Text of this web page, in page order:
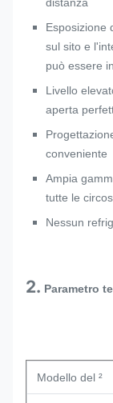
Esposizione
sul sito e
può essere
Livello
aperta
conveniente
Ampia
tutte le
Nessun
2. Parametro
Modello del ²